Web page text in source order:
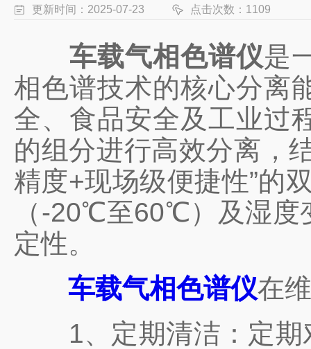
更新时间：2025-07-23 点击次数：1109
车载气相色谱仪是
相色谱技术的核心分离
全、食品安全及工业过
的组分进行高效分离，
精度+现场级便捷性”的
（-20℃至60℃）及湿度
定性。
车载气相色谱仪在
1、定期清洁：定期